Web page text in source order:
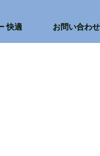
快適 お問い合わせ